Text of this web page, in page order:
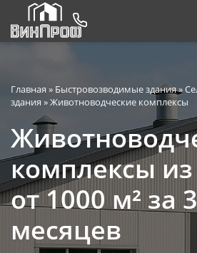
Главная » Быстровозводимые здания»
здания »Животноводческие комплексы
комплексы
от 1000 м² за
месяцев